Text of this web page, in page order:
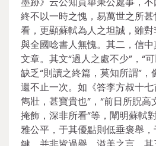
終不以一時之愧，易萬世之所
看，更顯蘇軾為人之坦誠，雖
與全國唸書人無愧。其二，信
文章。其文“過人之處不少”，“
缺乏“則讀之終篇，莫知所謂”
還不止一次。如《答李方叔十
雋壯，甚寶貴也”，“前日所貺
掩飾，深非所看”等，闡明蘇軾
雅公平，于其優點則低垂褒舉